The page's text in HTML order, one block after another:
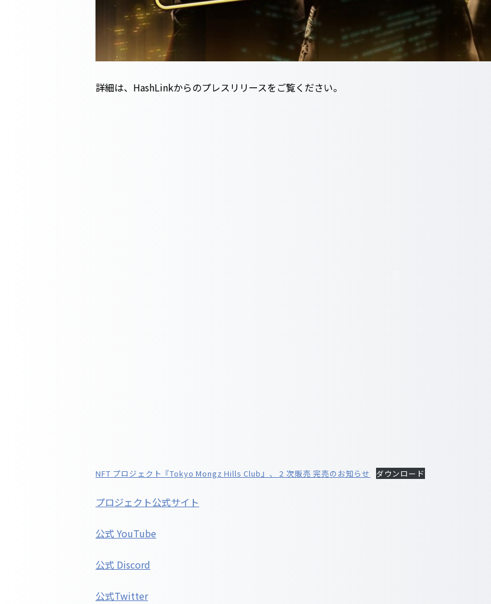
詳細は、HashLinkからのプレスリリースをご覧ください。
NFT プロジェクト『Tokyo Mongz Hills Club』、 2 次販売 完売のお知らせ ダウンロード
プロジェクト公式サイト
公式 YouTube
公式 Discord
公式Twitter